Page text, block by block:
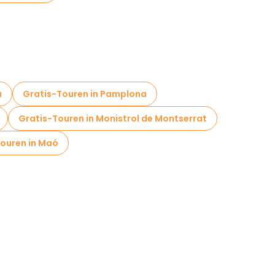
Gratis-Touren in Pamplona
Gratis-Touren in Monistrol de Montserrat
in Maó